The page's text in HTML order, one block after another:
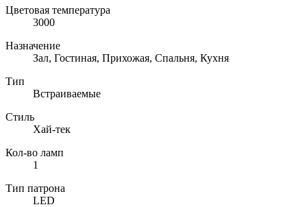
Цветовая температура
3000
Назначение
Зал, Гостиная, Прихожая, Спальня, Кухня
Тип
Встраиваемые
Стиль
Хай-тек
Кол-во ламп
1
Тип патрона
LED